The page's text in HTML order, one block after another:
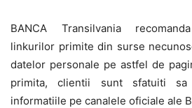
BANCA Transilvania
linkurilor primite din surse
datelor personale pe astfel de
primita, clientii sunt sfatuiti sa
informatiile pe canalele oficiale ale